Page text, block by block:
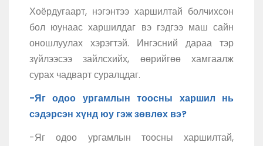
Хоёрдугаарт, нэгэнтээ харшилтай болчихсон
бол юунаас харшилдаг вэ гэдгээ маш сайн
оношлуулах хэрэгтэй. Ингэсний дараа тэр
зүйлээсээ зайлсхийх, өөрийгөө хамгаалж
сурах чадварт суралцдаг.
-Яг одоо ургамлын тоосны харшил нь
сэдэрсэн хүнд юу гэж зөвлөх вэ?
-Яг одоо ургамлын тоосны харшилтай,